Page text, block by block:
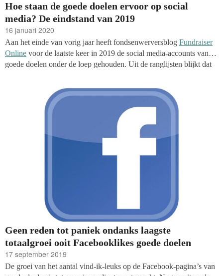
Hoe staan de goede doelen ervoor op social
media? De eindstand van 2019
16 januari 2020
Aan het einde van vorig jaar heeft fondsenwerversblog Fundraiser
Online voor de laatste keer in 2019 de social media-accounts van
goede doelen onder de loep gehouden. Uit de ranglijsten blijkt dat
Instagram, maar dat nonprofits het een stuk moeilijker hebben op
Facebook en Twitter.
Geen reden tot paniek ondanks laagste
totaalgroei ooit Facebooklikes goede doelen
17 september 2019
De groei van het aantal vind-ik-leuks op de Facebook-pagina’s van